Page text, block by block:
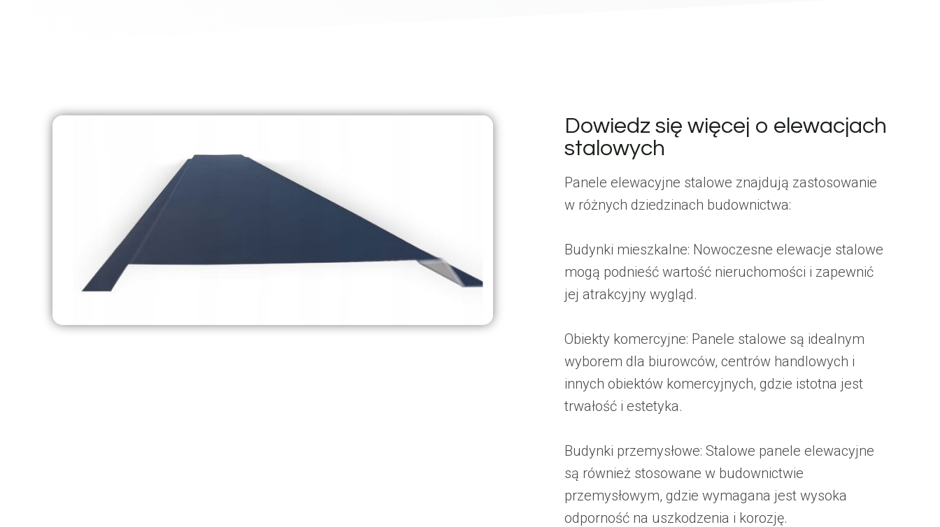
Dowiedz się więcej o elewacjach
stalowych
Panele elewacyjne stalowe znajdują zastosowanie
w różnych dziedzinach budownictwa:
Budynki mieszkalne: Nowoczesne elewacje stalowe
mogą podnieść wartość nieruchomości i zapewnić
jej atrakcyjny wygląd.
Obiekty komercyjne: Panele stalowe są idealnym
wyborem dla biurowców, centrów handlowych i
innych obiektów komercyjnych, gdzie istotna jest
trwałość i estetyka.
Budynki przemysłowe: Stalowe panele elewacyjne
są również stosowane w budownictwie
przemysłowym, gdzie wymagana jest wysoka
odporność na uszkodzenia i korozję.